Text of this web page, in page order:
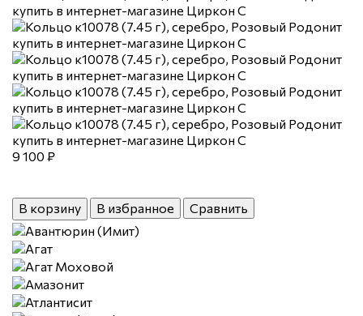
9 100 ₽
В корзину В избранное Сравнить